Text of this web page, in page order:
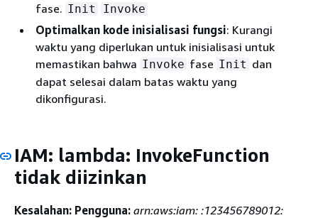
fase. Init Invoke
Optimalkan kode inisialisasi fungsi: Kurangi
waktu yang diperlukan untuk inisialisasi untuk
memastikan bahwa Invoke fase Init dan
dapat selesai dalam batas waktu yang
dikonfigurasi.
IAM: lambda: InvokeFunction
tidak diizinkan
Kesalahan: Pengguna: arn:aws:iam: :123456789012: